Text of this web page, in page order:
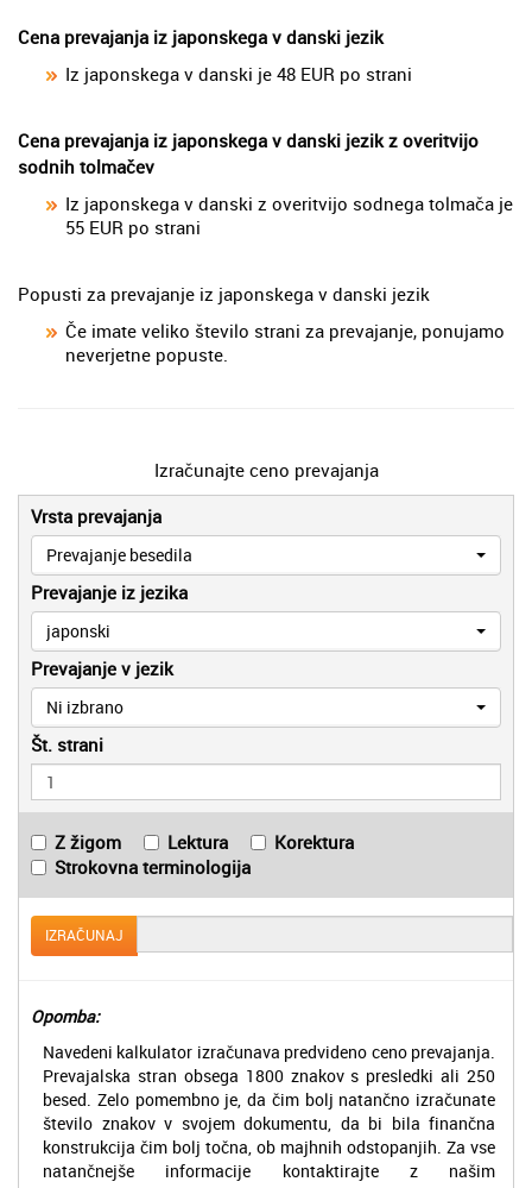
Cena prevajanja iz japonskega v danski jezik
Iz japonskega v danski je 48 EUR po strani
Cena prevajanja iz japonskega v danski jezik z overitvijo
sodnih tolmačev
Iz japonskega v danski z overitvijo sodnega tolmača je
55 EUR po strani
Popusti za prevajanje iz japonskega v danski jezik
Če imate veliko število strani za prevajanje, ponujamo
neverjetne popuste.
Izračunajte ceno prevajanja
Vrsta prevajanja
Prevajanje besedila
Prevajanje iz jezika
japonski
Prevajanje v jezik
Ni izbrano
Št. strani
Z žigom Lektura
Korektura
Strokovna terminologija
IZRAČUNAJ
Opomba:
Navedeni kalkulator izračunava predvideno ceno prevajanja.
Prevajalska stran obsega 1800 znakov s presledki ali 250
besed. Zelo pomembno je, da čim bolj natančno izračunate
število znakov v svojem dokumentu, da bi bila finančna
konstrukcija čim bolj točna, ob majhnih odstopanjih. Za vse
natančnejše informacije kontaktirajte z našim